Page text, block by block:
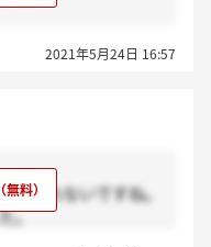
2021年5月24日 16:57
もしれないですね。
。